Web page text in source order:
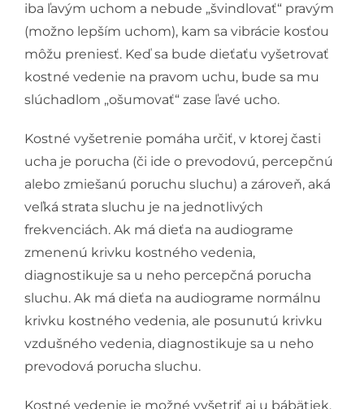
iba ľavým uchom a nebude „švindlovať“ pravým
(možno lepším uchom), kam sa vibrácie kosťou
môžu preniesť. Keď sa bude dieťaťu vyšetrovať
kostné vedenie na pravom uchu, bude sa mu
slúchadlom „ošumovať“ zase ľavé ucho.
Kostné vyšetrenie pomáha určiť, v ktorej časti
ucha je porucha (či ide o prevodovú, percepčnú
alebo zmiešanú poruchu sluchu) a zároveň, aká
veľká strata sluchu je na jednotlivých
frekvenciách. Ak má dieťa na audiograme
zmenenú krivku kostného vedenia,
diagnostikuje sa u neho percepčná porucha
sluchu. Ak má dieťa na audiograme normálnu
krivku kostného vedenia, ale posunutú krivku
vzdušného vedenia, diagnostikuje sa u neho
prevodová porucha sluchu.
Kostné vedenie je možné vyšetriť aj u bábätiek,